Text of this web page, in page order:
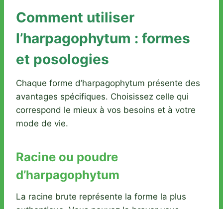
Comment utiliser
l’harpagophytum : formes
et posologies
Chaque forme d’harpagophytum présente des
avantages spécifiques. Choisissez celle qui
correspond le mieux à vos besoins et à votre
mode de vie.
Racine ou poudre
d’harpagophytum
La racine brute représente la forme la plus